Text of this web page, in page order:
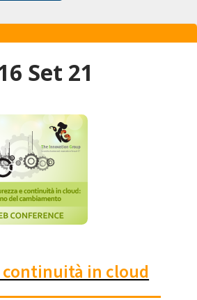
Set 21
continuità in cloud